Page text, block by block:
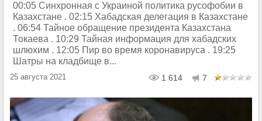
00:05 Синхронная с Украиной политика русофобии в
Казахстане . 02:15 Хабадская делегация в Казахстане
. 06:54 Тайное обращение президента Казахстана
Токаева . 10:29 Тайная информация для хабадских
шлюхим . 12:05 Пир во время коронавируса . 19:25
Шатры на кладбище в...
25 августа 2021 1 614 7